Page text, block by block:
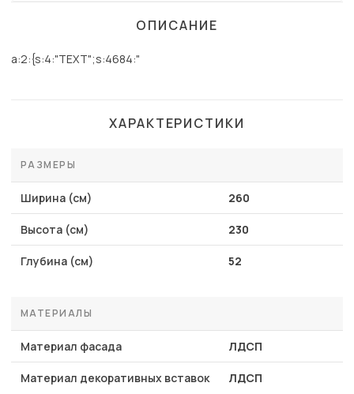
ОПИСАНИЕ
a:2:{s:4:"TEXT";s:4684:"
ХАРАКТЕРИСТИКИ
РАЗМЕРЫ
Ширина (см) 260
Высота (см) 230
Глубина (см) 52
МАТЕРИАЛЫ
Материал фасада ЛДСП
Материал декоративных вставок ЛДСП